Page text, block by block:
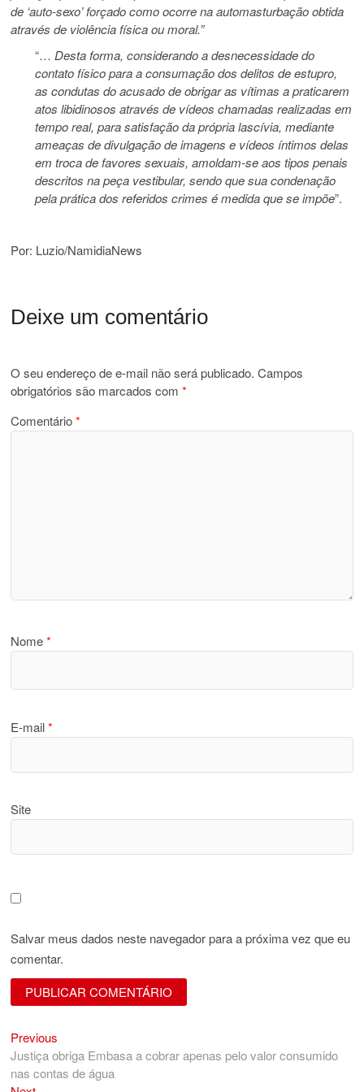
de ‘auto-sexo’ forçado como ocorre na automasturbação obtida
através de violência física ou moral.”
“… Desta forma, considerando a desnecessidade do
contato físico para a consumação dos delitos de estupro,
as condutas do acusado de obrigar as vítimas a praticarem
atos libidinosos através de vídeos chamadas realizadas em
tempo real, para satisfação da própria lascívia, mediante
ameaças de divulgação de imagens e vídeos íntimos delas
em troca de favores sexuais, amoldam-se aos tipos penais
descritos na peça vestibular, sendo que sua condenação
pela prática dos referidos crimes é medida que se impõe”.
Por: Luzio/NamidiaNews
Deixe um comentário
O seu endereço de e-mail não será publicado. Campos
obrigatórios são marcados com*
Comentário*
Nome*
E-mail*
Site
Salvar meus dados neste navegador para a próxima vez que eu
comentar.
Navegação
de
Previous
post:
Justiça obriga Embasa a cobrar apenas pelo valor consumido
nas contas de água